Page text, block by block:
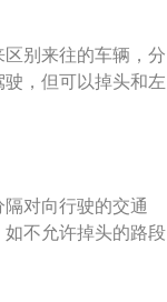
此压线行驶、超车
，则表示禁止车辆
桥梁前后并入主路
线超车或掉头转
线：黄色实线用来
汐车道线：潮汐车
条件的道路设置一
灯的指示方向变
禁止以任何原因停
别来往的车辆，分
，但可以掉头和左
向两车道路面。单
的，当然如果是虚
提下允许左转或者
要用于分隔对向行
辆越线或左转弯，
黄虚线是禁止长时
对向行驶的交通
不允许掉头的路段
以下是对处罚规定